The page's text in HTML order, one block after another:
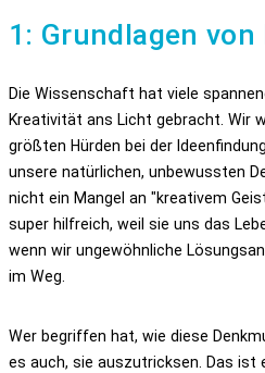
1: Grundlagen
Die Wissenschaft hat viele
Kreativität ans Licht gebracht. Wir
größten Hürden bei der
unsere natürlichen, unbewussten
nicht ein Mangel an "kreativem
super hilfreich, weil sie uns das
wenn wir ungewöhnliche
im Weg.
Wer begriffen hat, wie diese
es auch, sie auszutricksen. Das ist